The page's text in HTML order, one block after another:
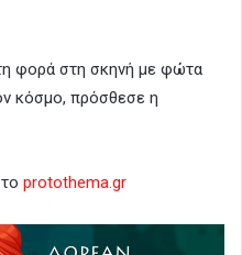
φορά στη σκηνή με φώτα
κόσμο, πρόσθεσε η
protothema.gr